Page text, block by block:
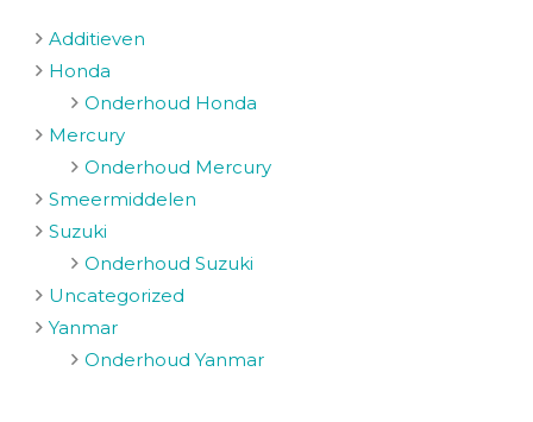
Additieven
Honda
Onderhoud Honda
Mercury
Onderhoud Mercury
Smeermiddelen
Suzuki
Onderhoud Suzuki
Uncategorized
Yanmar
Onderhoud Yanmar